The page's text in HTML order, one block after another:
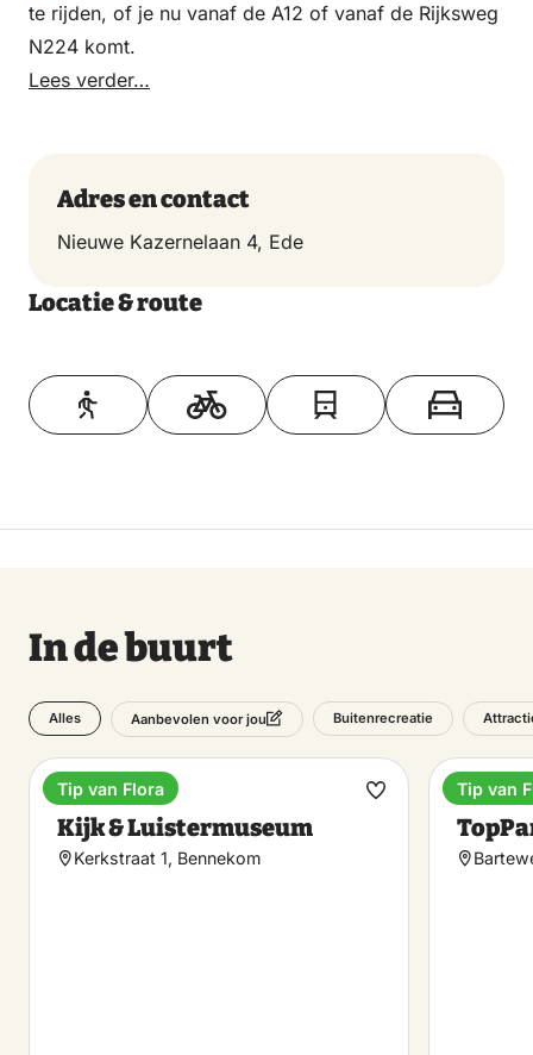
te rijden, of je nu vanaf de A12 of vanaf de Rijksweg
N224 komt.
Lees verder…
Adres en contact
Nieuwe Kazernelaan 4, Ede
Locatie & route
Toon op kaart
In de buurt
Alles Aanbevolen voor jou Buitenrecreatie
Museum
Kijk & Luistermuseum
Kerkstraat 1, Bennekom
Tip van Flora
Maak
Tip van